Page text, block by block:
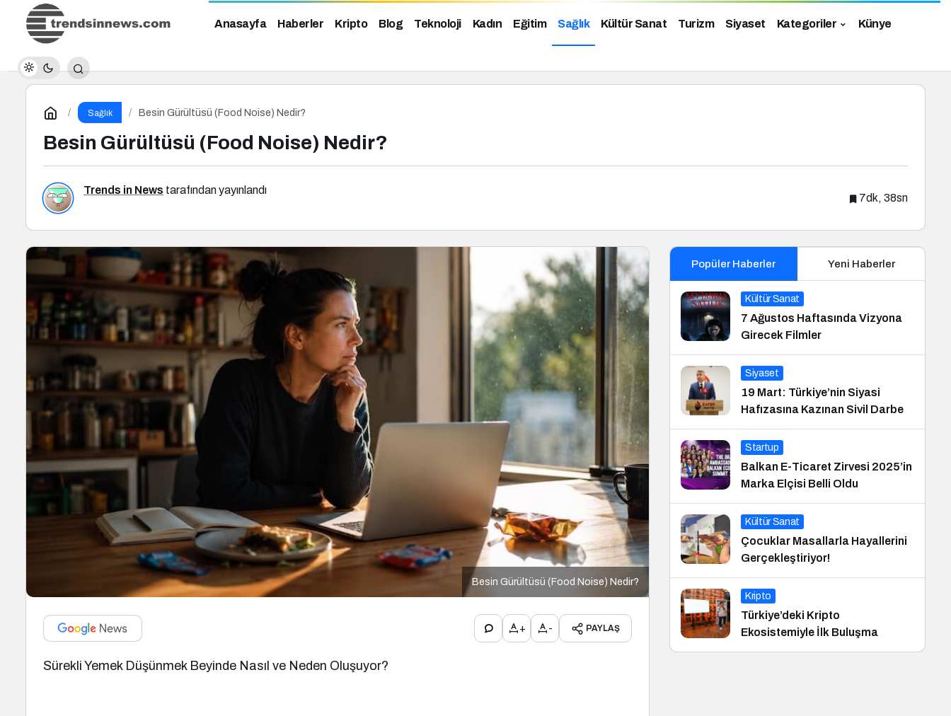
Anasayfa Haberler Kripto Blog Teknoloji Kadın Eğitim Sağlık Kültür Sanat Turizm Siyaset Kategoriler Künye
Sağlık Besin Gürültüsü (Food Noise) Nedir?
Besin Gürültüsü (Food Noise) Nedir?
Trends in News tarafından yayınlandı
7dk, 38sn
Besin Gürültüsü (Food Noise) Nedir?
+ - PAYLAŞ
Sürekli Yemek Düşünmek Beyinde Nasıl ve Neden Oluşuyor?
Popüler Haberler Yeni Haberler
Kültür Sanat
7 Ağustos Haftasında Vizyona
Girecek Filmler
Siyaset
19 Mart: Türkiye’nin Siyasi
Hafızasına Kazınan Sivil Darbe
Startup
Balkan E-Ticaret Zirvesi 2025’in
Marka Elçisi Belli Oldu
Kültür Sanat
Çocuklar Masallarla Hayallerini
Gerçekleştiriyor!
Kripto
Türkiye’deki Kripto
Ekosistemiyle İlk Buluşma